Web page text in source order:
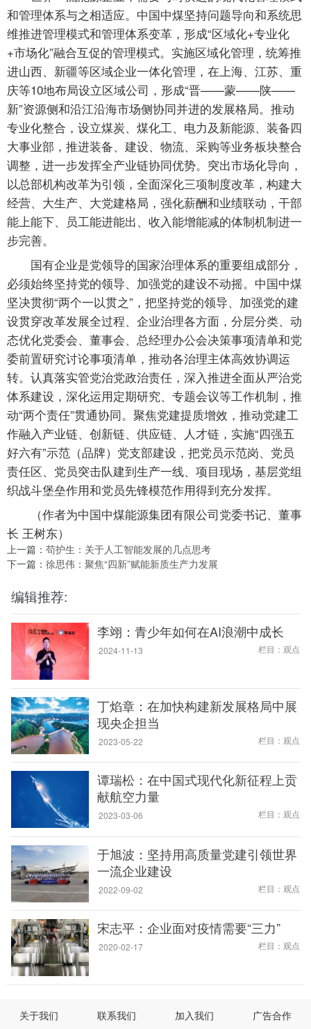
和管理体系与之相适应。中国中煤坚持问题导向和系统思
维推进管理模式和管理体系变革，形成“区域化+专业化
+市场化”融合互促的管理模式。实施区域化管理，统筹推
进山西、新疆等区域企业一体化管理，在上海、江苏、重
庆等10地布局设立区域公司，形成“晋——蒙——陕——
新”资源侧和沿江沿海市场侧协同并进的发展格局。推动
专业化整合，设立煤炭、煤化工、电力及新能源、装备四
大事业部，推进装备、建设、物流、采购等业务板块整合
调整，进一步发挥全产业链协同优势。突出市场化导向，
以总部机构改革为引领，全面深化三项制度改革，构建大
经营、大生产、大党建格局，强化薪酬和业绩联动，干部
能上能下、员工能进能出、收入能增能减的体制机制进一
步完善。
国有企业是党领导的国家治理体系的重要组成部分，
必须始终坚持党的领导、加强党的建设不动摇。中国中煤
坚决贯彻“两个一以贯之”，把坚持党的领导、加强党的建
设贯穿改革发展全过程、企业治理各方面，分层分类、动
态优化党委会、董事会、总经理办公会决策事项清单和党
委前置研究讨论事项清单，推动各治理主体高效协调运
转。认真落实管党治党政治责任，深入推进全面从严治党
体系建设，深化运用定期研究、专题会议等工作机制，推
动“两个责任”贯通协同。聚焦党建提质增效，推动党建工
作融入产业链、创新链、供应链、人才链，实施“四强五
好六有”示范（品牌）党支部建设，把党员示范岗、党员
责任区、党员突击队建到生产一线、项目现场，基层党组
织战斗堡垒作用和党员先锋模范作用得到充分发挥。
（作者为中国中煤能源集团有限公司党委书记、董事
长 王树东）
上一篇： 苟护生：关于人工智能发展的几点思考
下一篇： 徐思伟：聚焦“四新”赋能新质生产力发展
编辑推荐:
李翊：青少年如何在AI浪潮中成长
2024-11-13 栏目：观点
丁焰章：在加快构建新发展格局中展
现央企担当
2023-05-22 栏目：观点
谭瑞松：在中国式现代化新征程上贡
献航空力量
2023-03-06 栏目：观点
于旭波：坚持用高质量党建引领世界
一流企业建设
2022-09-02 栏目：观点
宋志平：企业面对疫情需要“三力”
2020-02-17 栏目：观点
关于我们 联系我们 加入我们 广告合作